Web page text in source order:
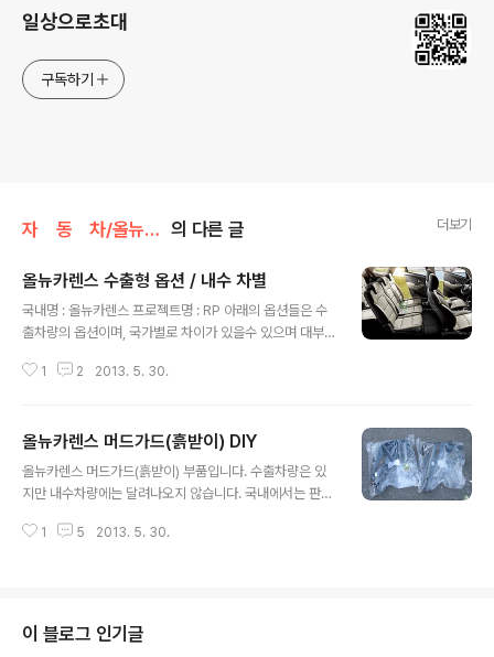
일상으로초대
구독하기
자 동 차/올뉴카렌스 의 다른 글 더보기
올뉴카렌스 수출형 옵션 / 내수 차별
국내명 : 올뉴카렌스 프로젝트명 : RP 아래의 옵션들은 수
출차량의 옵션이며, 국가별로 차이가 있을수 있으며 대부
드는 부품이 있는데 역으로 수입이라도 하고싶어지네요.
※ 국내는 2열 시트가 6:4 분할이지만 수출형은 3개로 분
리되어있네요. DVD 플레이어와 USB 카드 리더와 10.2
인치 지붕 모니터 DVD / 비디오 CD/CD-R/CD-RW/MP
인치 천장 스크린 IR 헤드폰이 함께 제공됩니다. 12 볼트
1 2 2013. 5. 30.
올뉴카렌스 머드가드(흙받이) DIY
올뉴카렌스 머드가드(흙받이) 부품입니다. 수출차량은 있
지만 내수차량에는 달려나오지 않습니다. 국내에서는 판매
쌍이 한 봉지에 담겨있습니다. 해외구매시 각각 포장되어
좌측 (\1,540)86872-A4000 가드어셈블리-리어머드,
우측 (\1,540) 앞 뒤 한쪽씩 꺼내서 찍어보았습니다. 고정
1 5 2013. 5. 30.
이 블로그 인기글